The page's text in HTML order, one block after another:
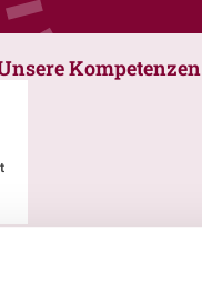
Kompetenzen